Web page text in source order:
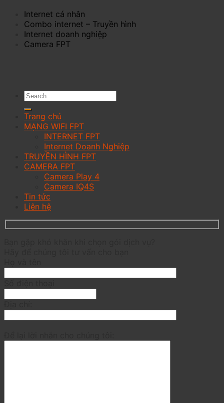
Internet cá nhân
Combo internet – Truyền hình
Internet doanh nghiệp
Camera FPT
Trang chủ
MẠNG WIFI FPT
INTERNET FPT
Internet Doanh Nghiệp
TRUYỀN HÌNH FPT
CAMERA FPT
Camera Play 4
Camera IQ4S
Tin tức
Liên hệ